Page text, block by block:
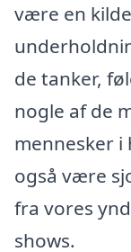
være en
de tanker,
nogle af de
mennesker
også være
fra vores
shows.